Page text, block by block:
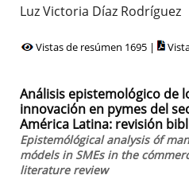
Luz Victoria Díaz Rodríguez
Vistas de resúmen 1695 |
Análisis epistemológico de
innovación en pymes del
América Latina: revisión
Epistemólógical analysis óf
módels in SMEs in the
literature review